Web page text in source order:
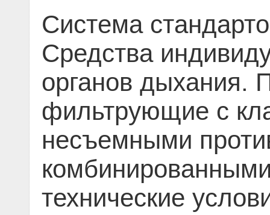
Система
Средства
органов дыхания.
фильтрующие с
несъемными
технические